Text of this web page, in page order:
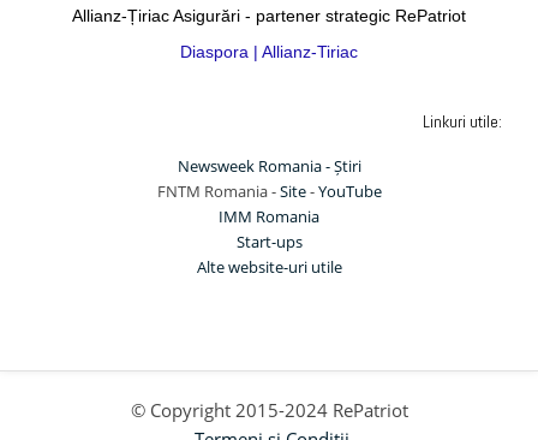
Allianz-Țiriac Asigurări - partener strategic RePatriot
Diaspora | Allianz-Tiriac
Linkuri utile:
Newsweek Romania - Știri
FNTM Romania -Site-YouTube
IMM Romania
Start-ups
Alte website-uri utile
© Copyright 2015-2024 RePatriot